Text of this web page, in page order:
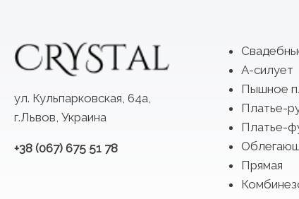
ул. Кульпарковская, 64а,
г.Львов, Украина
+38 (067) 675 51 78
А-силует
Пышное
Платье-
Платье-
Прямая